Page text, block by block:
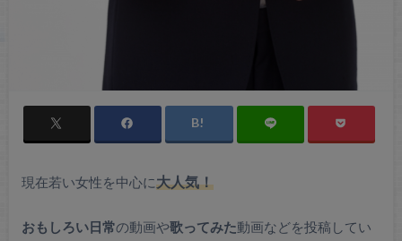
現在若い女性を中心に大人気！
おもしろい日常の動画や歌ってみた動画などを投稿してい